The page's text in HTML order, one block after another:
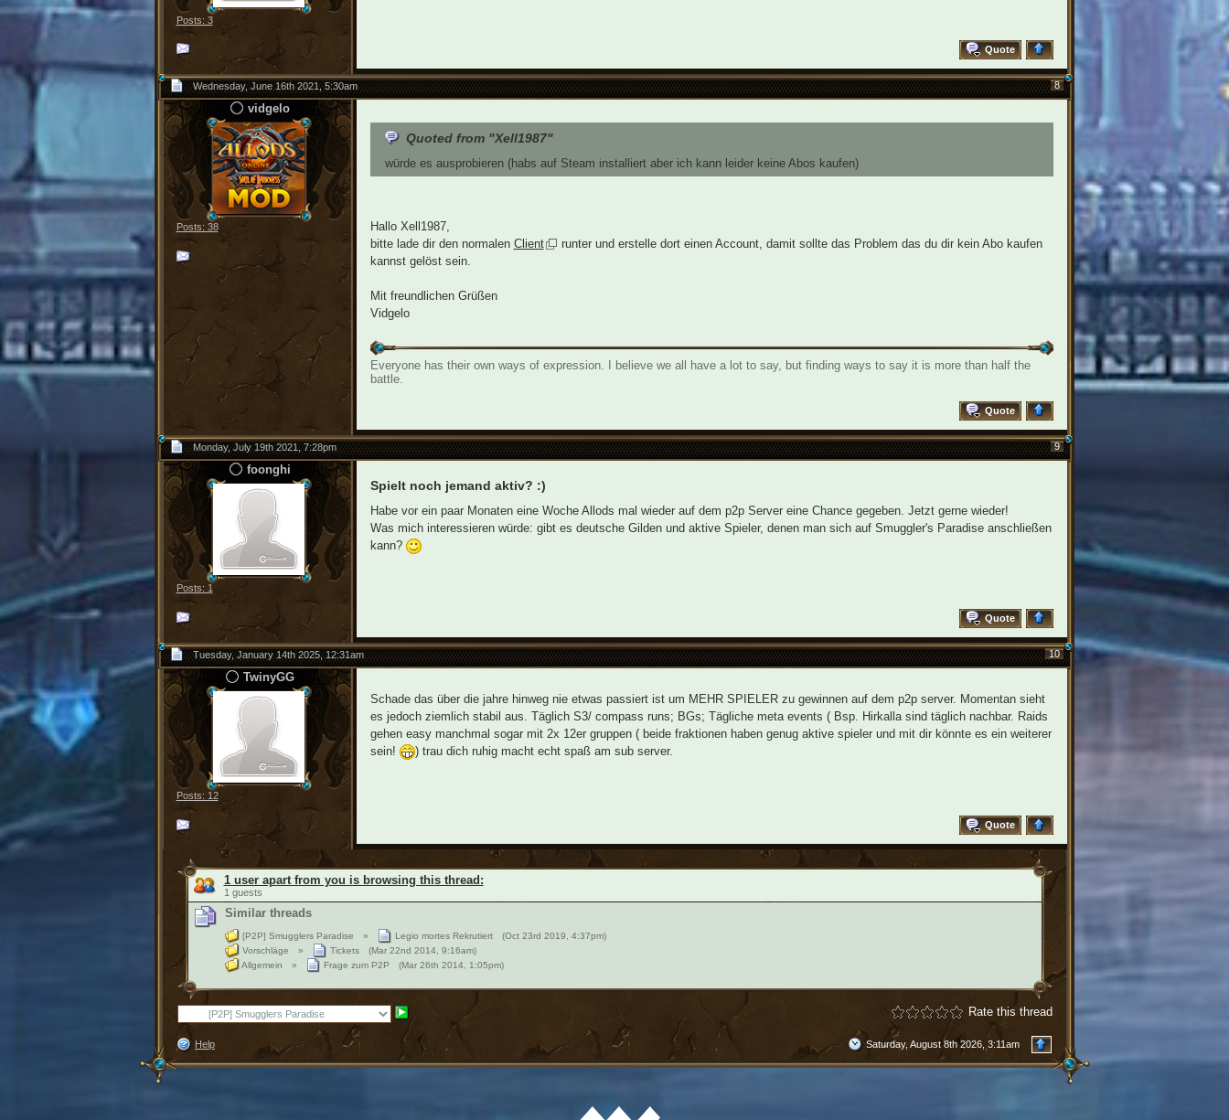
Posts: 3
Quote
8
Wednesday, June 16th 2021, 5:30am
vidgelo
Posts: 38
Quoted from "Xell1987"
würde es ausprobieren (habs auf Steam installiert aber ich kann leider keine Abos kaufen)
Hallo Xell1987,
bitte lade dir den normalen Client
runter und erstelle dort einen Account, damit sollte das Problem das du dir kein Abo kaufen
kannst gelöst sein.
Mit freundlichen Grüßen
Vidgelo
Everyone has their own ways of expression. I believe we all have a lot to say, but finding ways to say it is more than half the
battle.
Quote
9
Monday, July 19th 2021, 7:28pm
foonghi
Posts: 1
Spielt noch jemand aktiv? :)
Habe vor ein paar Monaten eine Woche Allods mal wieder auf dem p2p Server eine Chance gegeben. Jetzt gerne wieder!
Was mich interessieren würde: gibt es deutsche Gilden und aktive Spieler, denen man sich auf Smuggler's Paradise anschließen
kann?
Quote
10
Tuesday, January 14th 2025, 12:31am
TwinyGG
Posts: 12
Schade das über die jahre hinweg nie etwas passiert ist um MEHR SPIELER zu gewinnen auf dem p2p server. Momentan sieht
es jedoch ziemlich stabil aus. Täglich S3/ compass runs; BGs; Tägliche meta events ( Bsp. Hirkalla sind täglich nachbar. Raids
gehen easy manchmal sogar mit 2x 12er gruppen ( beide fraktionen haben genug aktive spieler und mit dir könnte es ein weiterer
sein!
) trau dich ruhig macht echt spaß am sub server.
Quote
1 user apart from you is browsing this thread:
1 guests
Similar threads
[P2P] Smugglers Paradise » Legio mortes Rekrutiert
(Oct 23rd 2019, 4:37pm)
Vorschläge
» Tickets
(Mar 22nd 2014, 9:16am)
Allgemein
» Frage zum P2P (Mar 26th 2014, 1:05pm)
Rate this thread
Help Saturday, August 8th 2026, 3:11am